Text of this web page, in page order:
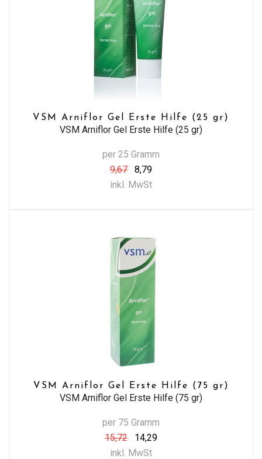
VSM Arniflor Gel Erste Hilfe (25 gr)
VSM Arniflor Gel Erste Hilfe (25 gr)
per 25 Gramm
9,67
8,79
inkl. MwSt
VSM Arniflor Gel Erste Hilfe (75 gr)
VSM Arniflor Gel Erste Hilfe (75 gr)
per 75 Gramm
15,72
14,29
inkl. MwSt